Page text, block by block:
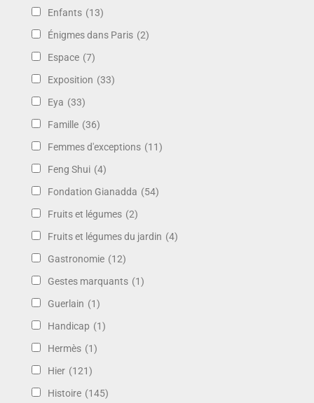
Enfants (13)
Énigmes dans Paris (2)
Espace (7)
Exposition (33)
Eya (33)
Famille (36)
Femmes d'exceptions (11)
Feng Shui (4)
Fondation Gianadda (54)
Fruits et légumes (2)
Fruits et légumes du jardin (4)
Gastronomie (12)
Gestes marquants (1)
Guerlain (1)
Handicap (1)
Hermès (1)
Hier (121)
Histoire (145)